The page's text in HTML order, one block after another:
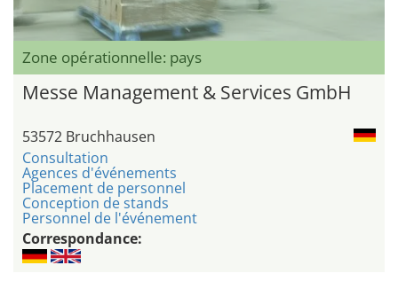
Zone opérationnelle: pays
Messe Management & Services GmbH
53572 Bruchhausen
Consultation
Agences d'événements
Placement de personnel
Conception de stands
Personnel de l'événement
Correspondance: